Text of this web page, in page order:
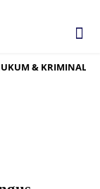
& KRIMINAL